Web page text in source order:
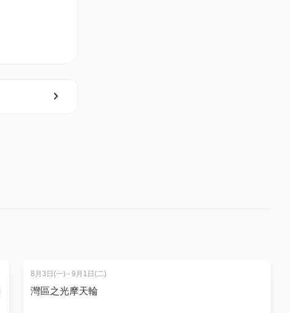
8月3日(一) - 9月1日(二)
灣區之光摩天輪